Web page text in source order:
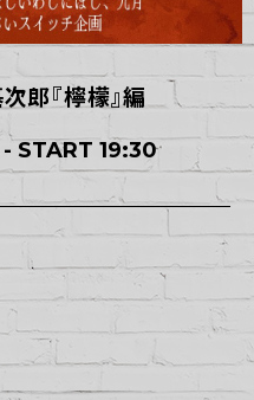
郎『檸檬』編
START 19:30